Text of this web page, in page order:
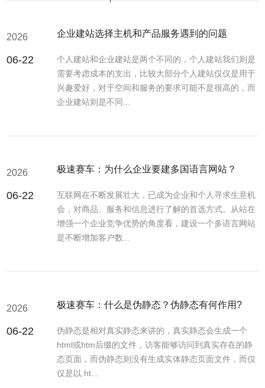
2026
06-22
企业建站选择主机和产品服务遇到的问题
个人建站和企业建站是两个不同的，个人建站我们则是
需要考虑成本的支出，比较大部分个人建站仅仅是用于
兴趣爱好，对于空间和服务的要求可能不是很高的，而
企业建站则是不同...
2026
06-22
极速赛车：为什么企业要建多国语言网站？
互联网在不断发展壮大，已成为企业和个人寻求生意机
会，对商品、服务和信息进行了解的首选方式。从站在
增强一个企业竞争优势的角度看，建设一个多语言网站
是不断增加客户数...
2026
06-22
极速赛车：什么是伪静态？伪静态有何作用?
伪静态是相对真实静态来讲的，真实静态会生成一个
html或htm后缀的文件，访客能够访问到真实存在的静
态页面，而伪静态则没有生成实体静态页面文件，而仅
仅是以.ht...